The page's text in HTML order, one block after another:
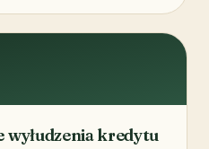
wyłudzenia kredytu